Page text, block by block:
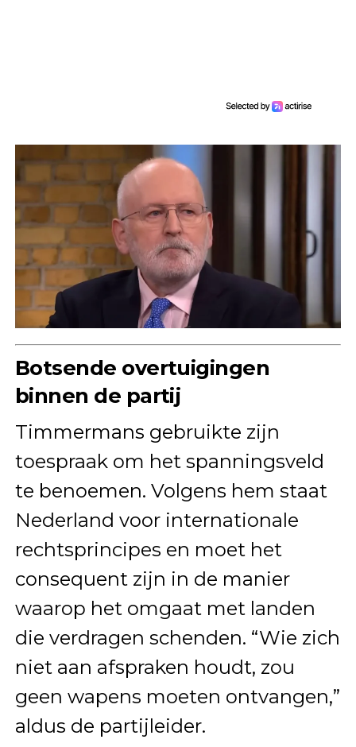
Botsende overtuigingen
binnen de partij
Timmermans gebruikte zijn
toespraak om het spanningsveld
te benoemen. Volgens hem staat
Nederland voor internationale
rechtsprincipes en moet het
consequent zijn in de manier
waarop het omgaat met landen
die verdragen schenden. “Wie zich
niet aan afspraken houdt, zou
geen wapens moeten ontvangen,”
aldus de partijleider.